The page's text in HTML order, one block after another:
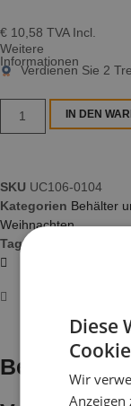
€ 10,58 TVA Incl.
Weitere
Informationen
Verdienen Sie 2
IN DEN
SKU UC106-0104
Kategorien Behälter
Weihnachten
Tags
Diese
Wir